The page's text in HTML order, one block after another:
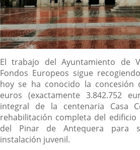
Descripción
El trabajo del Ayuntamiento de
Fondos Europeos sigue
hoy se ha conocido la concesión
euros (exactamente 3.842.752
integral de la centenaria Casa
rehabilitación completa del edificio
del Pinar de Antequera para
instalación juvenil.